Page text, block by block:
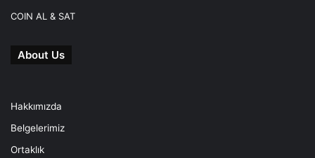
COIN AL & SAT
About Us
Hakkımızda
Belgelerimiz
Ortaklık